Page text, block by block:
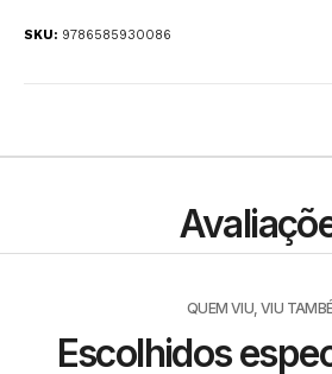
SKU: 9786585930086
QUEM VIU, VIU
Escolhidos